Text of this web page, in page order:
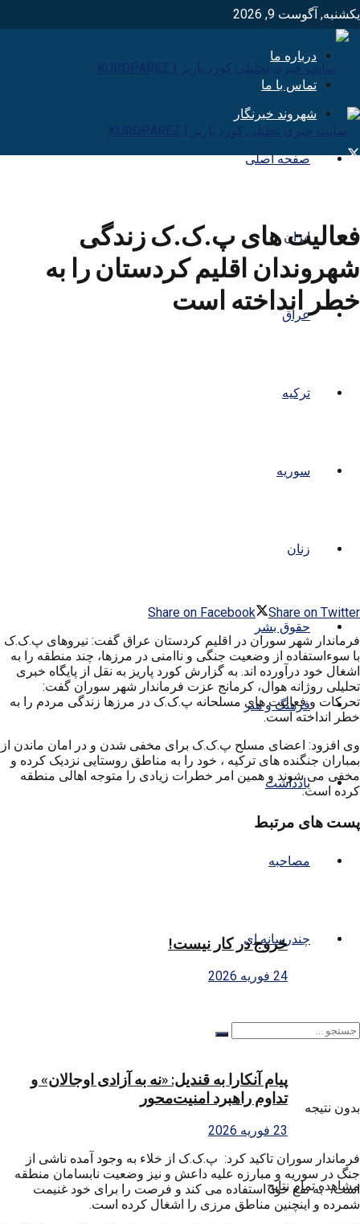
یکشنبه, آگوست 9, 2026
درباره ما
تماس با ما
شهروند خبرنگار
صفحه اصلی
ایران
عراق
ترکیه
سوریه
زنان
حقوق بشر
فرهنگ و هنر
یادداشت
مصاحبه
چندرسانه ای
بدون نتیجه
مشاهده تمام نتایج
فعالیت های پ.ک.ک زندگی
شهروندان اقلیم کردستان را به
خطر انداخته است
Share on Facebook
Share on Twitter
فرماندار شهر سوران در اقلیم کردستان عراق گفت: نیروهای پ.ک.ک
با سوءاستفاده از وضعیت جنگی و ناامنی در مرزها، چند منطقه را به
اشغال خود درآورده اند. به گزارش کورد پاریز به نقل از پایگاه خبری
تحلیلی روژانه هوال، کرمانج عزت فرماندار شهر سوران گفت:
تحرکات و فعالیت های مسلحانه پ.ک.ک در مرزها زندگی مردم را به
خطر انداخته است.
وی افزود: اعضای مسلح پ.ک.ک برای مخفی شدن و در امان ماندن از
بمباران جنگنده های ترکیه ، خود را به مناطق روستایی نزدیک کرده و
مخفی می شوند و همین امر خطرات زیادی را متوجه اهالی منطقه
کرده است.
پست های مرتبط
خروج در کار نیست!
24 فوریه 2026
پیام آنکارا به قندیل: «نه به آزادی اوجالان» و
تداوم راهبرد امنیت‌محور
23 فوریه 2026
فرماندار سوران تاکید کرد: پ.ک.ک از خلاء به وجود آمده ناشی از
جنگ در سوریه و مبارزه علیه داعش و نیز وضعیت نابسامان منطقه
است، به نفع خود استفاده می کند و فرصت را برای خود غنیمت
شمرده و اینچنین مناطق مرزی را اشغال کرده است.